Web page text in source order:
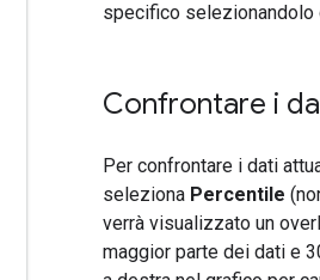
specifico selezionandolo
Confrontare i
Per confrontare i dati
seleziona Percentile
verrà visualizzato un
maggior parte dei dati e